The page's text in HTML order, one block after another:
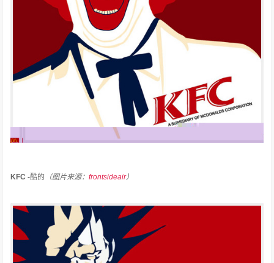
KFC -酷的 （图片来源：frontsideair）